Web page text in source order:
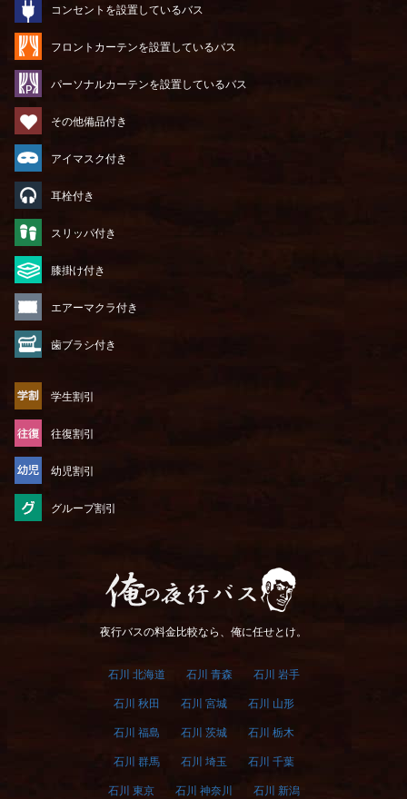
コンセントを設置しているバス
フロントカーテンを設置しているバス
パーソナルカーテンを設置しているバス
その他備品付き
アイマスク付き
耳栓付き
スリッパ付き
膝掛け付き
エアーマクラ付き
歯ブラシ付き
学生割引
往復割引
幼児割引
グループ割引
俺の夜行バス
夜行バスの料金比較なら、俺に任せとけ。
石川 北海道 石川 青森 石川 岩手
石川 秋田 石川 宮城 石川 山形
石川 福島 石川 茨城 石川 栃木
石川 群馬 石川 埼玉 石川 千葉
石川 東京 石川 神奈川 石川 新潟